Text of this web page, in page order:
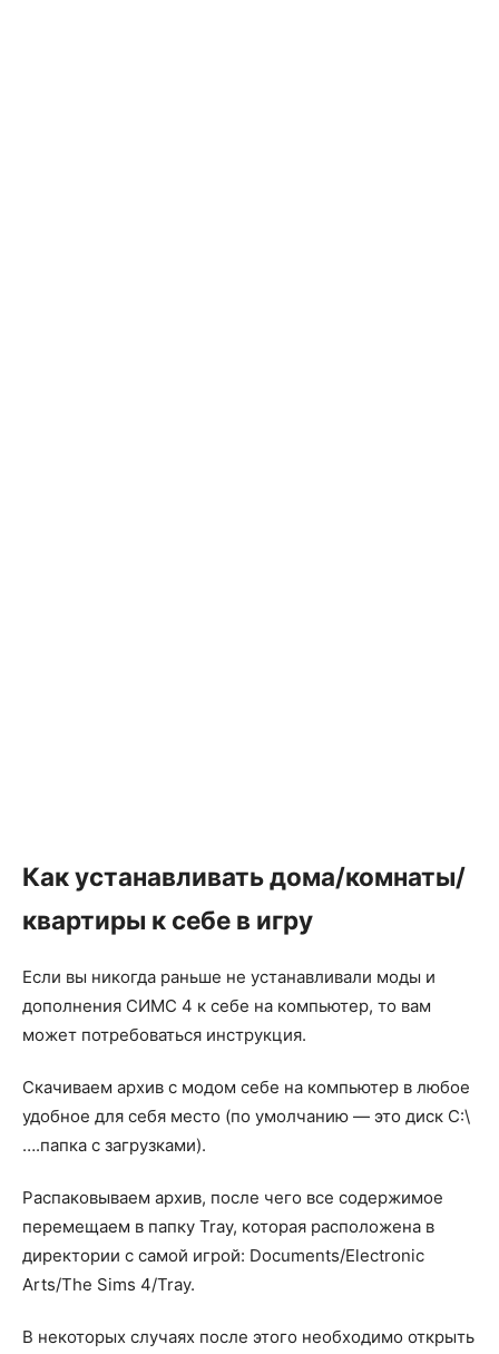
Как устанавливать дома/комнаты/
квартиры к себе в игру
Если вы никогда раньше не устанавливали моды и
дополнения СИМС 4 к себе на компьютер, то вам
может потребоваться инструкция.
Скачиваем архив с модом себе на компьютер в любое
удобное для себя место (по умолчанию — это диск С:\
….папка с загрузками).
Распаковываем архив, после чего все содержимое
перемещаем в папку Tray, которая расположена в
директории с самой игрой: Documents/Electronic
Arts/The Sims 4/Tray.
В некоторых случаях после этого необходимо открыть